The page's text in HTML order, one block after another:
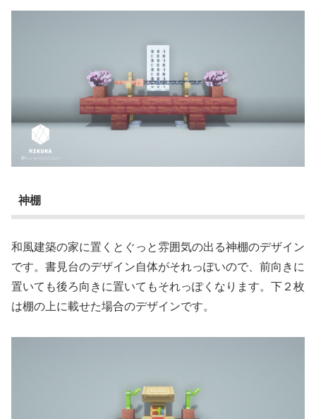
神棚
和風建築の家に置くとぐっと雰囲気の出る神棚のデザイン
です。書見台のデザイン自体がそれっぽいので、前向きに
置いても後ろ向きに置いてもそれっぽくなります。下２枚
は棚の上に載せた場合のデザインです。